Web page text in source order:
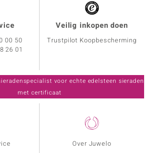
Over Juwelo
00 50
26 01
Veilig inkopen doen
Trustpilot Koopbescherming
voor echte edelsteen sieraden
met certificaat